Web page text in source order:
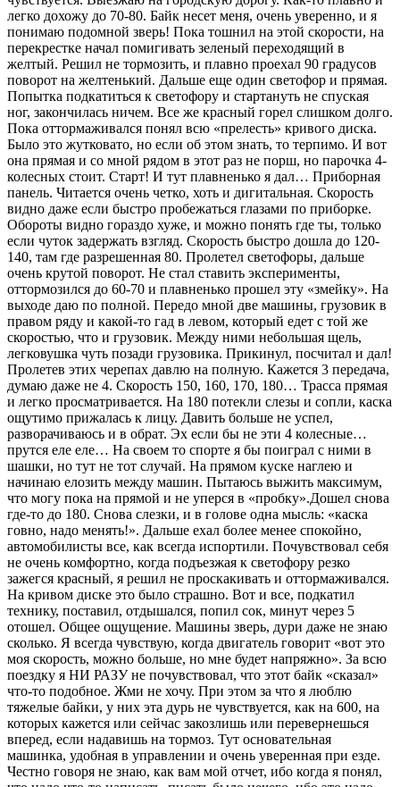
легко дохожу до 70-80. Байк несет меня, очень уверенно, и я
понимаю подомной зверь! Пока тошнил на этой скорости, на
перекрестке начал помигивать зеленый переходящий в
желтый. Решил не тормозить, и плавно проехал 90 градусов
поворот на желтенький. Дальше еще один светофор и прямая.
Попытка подкатиться к светофору и стартануть не спуская
ног, закончилась ничем. Все же красный горел слишком долго.
Пока оттормаживался понял всю «прелесть» кривого диска.
Было это жутковато, но если об этом знать, то терпимо. И вот
она прямая и со мной рядом в этот раз не порш, но парочка 4-
колесных стоит. Старт! И тут плавненько я дал… Приборная
панель. Читается очень четко, хоть и дигитальная. Скорость
видно даже если быстро пробежаться глазами по приборке.
Обороты видно гораздо хуже, и можно понять где ты, только
если чуток задержать взгляд. Скорость быстро дошла до 120-
140, там где разрешенная 80. Пролетел светофоры, дальше
очень крутой поворот. Не стал ставить эксперименты,
оттормозился до 60-70 и плавненько прошел эту «змейку». На
выходе даю по полной. Передо мной две машины, грузовик в
правом ряду и какой-то гад в левом, который едет с той же
скоростью, что и грузовик. Между ними небольшая щель,
легковушка чуть позади грузовика. Прикинул, посчитал и дал!
Пролетев этих черепах давлю на полную. Кажется 3 передача,
думаю даже не 4. Скорость 150, 160, 170, 180… Трасса прямая
и легко просматривается. На 180 потекли слезы и сопли, каска
ощутимо прижалась к лицу. Давить больше не успел,
разворачиваюсь и в обрат. Эх если бы не эти 4 колесные…
прутся еле еле… На своем то спорте я бы поиграл с ними в
шашки, но тут не тот случай. На прямом куске наглею и
начинаю елозить между машин. Пытаюсь выжить максимум,
что могу пока на прямой и не уперся в «пробку».Дошел снова
где-то до 180. Снова слезки, и в голове одна мысль: «каска
говно, надо менять!». Дальше ехал более менее спокойно,
автомобилисты все, как всегда испортили. Почувствовал себя
не очень комфортно, когда подъезжая к светофору резко
зажегся красный, я решил не проскакивать и оттормаживался.
На кривом диске это было страшно. Вот и все, подкатил
технику, поставил, отдышался, попил сок, минут через 5
отошел. Общее ощущение. Машины зверь, дури даже не знаю
сколько. Я всегда чувствую, когда двигатель говорит «вот это
моя скорость, можно больше, но мне будет напряжно». За всю
поездку я НИ РАЗУ не почувствовал, что этот байк «сказал»
что-то подобное. Жми не хочу. При этом за что я люблю
тяжелые байки, у них эта дурь не чувствуется, как на 600, на
которых кажется или сейчас закозлишь или перевернешься
вперед, если надавишь на тормоз. Тут основательная
машинка, удобная в управлении и очень уверенная при езде.
Честно говоря не знаю, как вам мой отчет, ибо когда я понял,